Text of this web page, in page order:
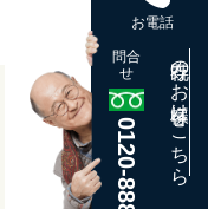
お電話
問合
せ
既存のお客様はこちら